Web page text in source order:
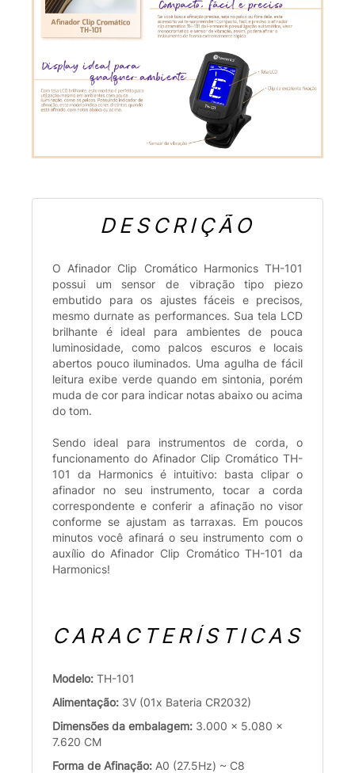
DESCRIÇÃO
O Afinador Clip Cromático Harmonics TH-101
possui um sensor de vibração tipo piezo
embutido para os ajustes fáceis e precisos,
mesmo durnate as performances. Sua tela LCD
brilhante é ideal para ambientes de pouca
luminosidade, como palcos escuros e locais
abertos pouco iluminados. Uma agulha de fácil
leitura exibe verde quando em sintonia, porém
muda de cor para indicar notas abaixo ou acima
do tom.
Sendo ideal para instrumentos de corda, o
funcionamento do Afinador Clip Cromático TH-
101 da Harmonics é intuitivo: basta clipar o
afinador no seu instrumento, tocar a corda
correspondente e conferir a afinação no visor
conforme se ajustam as tarraxas. Em poucos
minutos você afinará o seu instrumento com o
auxílio do Afinador Clip Cromático TH-101 da
Harmonics!
CARACTERÍSTICAS
Modelo: TH-101
Alimentação: 3V (01x Bateria CR2032)
Dimensões da embalagem: 3.000 x 5.080 x
7.620 CM
Forma de Afinação: A0 (27.5Hz) ~ C8